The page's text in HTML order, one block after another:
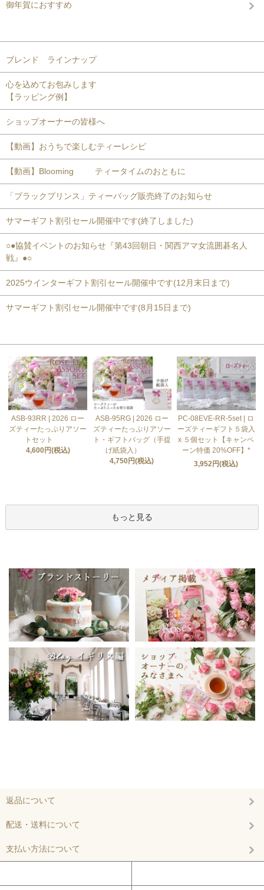
御年賀におすすめ
ブレンド ラインナップ
心を込めてお包みします
【ラッピング例】
ショップオーナーの皆様へ
【動画】おうちで楽しむティーレシピ
【動画】Blooming ティータイムのおともに
「ブラックプリンス」ティーバッグ販売終了のお知らせ
サマーギフト割引セール開催中です(終了しました)
○●協賛イベントのお知らせ『第43回朝日・関西アマ女流囲碁名人
戦』●○
2025ウインターギフト割引セール開催中です(12月末日まで)
サマーギフト割引セール開催中です(8月15日まで)
ASB-93RR | 2026 ロー
ズティーたっぷりアソー
トセット
4,600円(税込)
ASB-95RG | 2026 ロー
ズティーたっぷりアソー
ト・ギフトバッグ（手提
げ紙袋入）
4,750円(税込)
PC-08EVE-RR-5set | ロ
ーズティーギフト５袋入
x ５個セット【キャンペ
ーン特価 20%OFF】*
3,952円(税込)
もっと見る
返品について
配送・送料について
支払い方法について